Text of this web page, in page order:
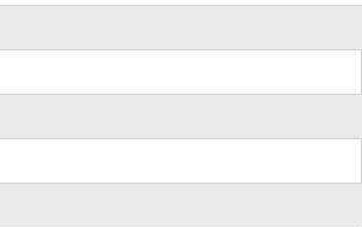
védelmet nyújtanak
gyümölcslé, citrom, valamint a
köszönhetôen. A molekurális kötések
teszik.